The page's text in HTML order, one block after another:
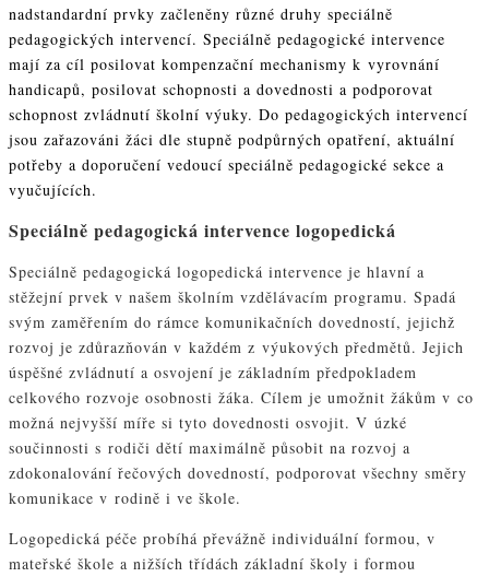
nadstandardní prvky začleněny různé druhy speciálně
pedagogických intervencí. Speciálně pedagogické intervence
mají za cíl posilovat kompenzační mechanismy k vyrovnání
handicapů, posilovat schopnosti a dovednosti a podporovat
schopnost zvládnutí školní výuky. Do pedagogických intervencí
jsou zařazováni žáci dle stupně podpůrných opatření, aktuální
potřeby a doporučení vedoucí speciálně pedagogické sekce a
vyučujících.
Speciálně pedagogická intervence logopedická
Speciálně pedagogická logopedická intervence je hlavní a
stěžejní prvek v našem školním vzdělávacím programu. Spadá
svým zaměřením do rámce komunikačních dovedností, jejichž
rozvoj je zdůrazňován v každém z výukových předmětů. Jejich
úspěšné zvládnutí a osvojení je základním předpokladem
celkového rozvoje osobnosti žáka. Cílem je umožnit žákům v co
možná nejvyšší míře si tyto dovednosti osvojit. V úzké
součinnosti s rodiči dětí maximálně působit na rozvoj a
zdokonalování řečových dovedností, podporovat všechny směry
komunikace v rodině i ve škole.
Logopedická péče probíhá převážně individuální formou, v
mateřské škole a nižších třídách základní školy i formou